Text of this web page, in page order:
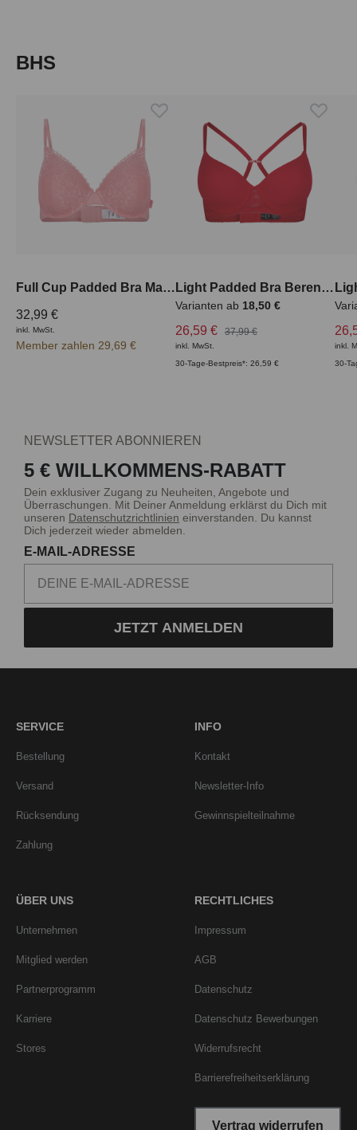
Produktgalerie überspringen
BHS
Full Cup Padded Bra Mathea
32,99 €
inkl. MwSt.
Member zahlen 29,69 €
Light Padded Bra Berenice
Varianten ab 18,50 €
26,59 € 37,99 €
inkl. MwSt.
30-Tage-Bestpreis*: 26,59 €
inkl.
30-
NEWSLETTER ABONNIEREN
5 € WILLKOMMENS-RABATT
Dein exklusiver Zugang zu Neuheiten, Angebote und
Überraschungen. Mit Deiner Anmeldung erklärst du Dich mit
unseren Datenschutzrichtlinien einverstanden. Du kannst
Dich jederzeit wieder abmelden.
E-MAIL-ADRESSE
JETZT ANMELDEN
SERVICE
Bestellung
Versand
Rücksendung
Zahlung
INFO
Kontakt
Newsletter-Info
Gewinnspielteilnahme
ÜBER UNS
Unternehmen
Mitglied werden
Partnerprogramm
Karriere
Stores
RECHTLICHES
Impressum
AGB
Datenschutz
Datenschutz Bewerbungen
Widerrufsrecht
Barrierefreiheitserklärung
Vertrag widerrufen